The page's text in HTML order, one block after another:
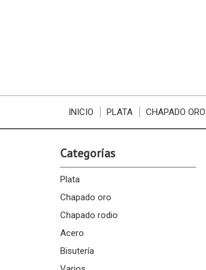
INICIO PLATA CHAPADO ORO
Categorías
Plata
Chapado oro
Chapado rodio
Acero
Bisutería